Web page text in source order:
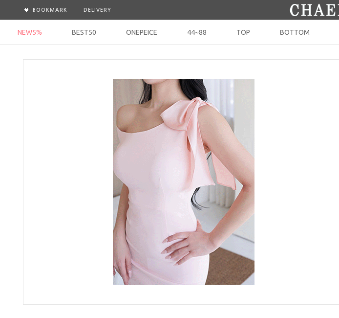
BOOKMARK DELIVERY
NEW5% BEST50 ONEPEICE 44~88 TOP BOTTOM